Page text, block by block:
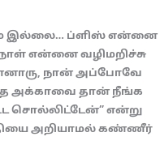
இல்லை… ப்ளிஸ் என்னை
என்னை வழிமறிச்சு
நான் அப்போவே
அக்காவை தான் நீங்க
என்று
அறியாமல் கண்ணீர்